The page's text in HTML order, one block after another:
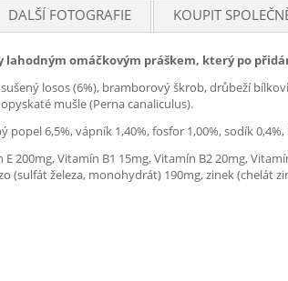
DALŠÍ FOTOGRAFIE KOUPIT
omáčkovým práškem, který po
losos (6%), bramborový škrob, drůbeží
mušle (Perna canaliculus).
6,5%, vápník 1,40%, fosfor 1,00%, sodík 0,4%,
E 200mg, Vitamín B1 15mg, Vitamín B2 20mg,
(sulfát železa, monohydrát) 190mg, zinek (chelát